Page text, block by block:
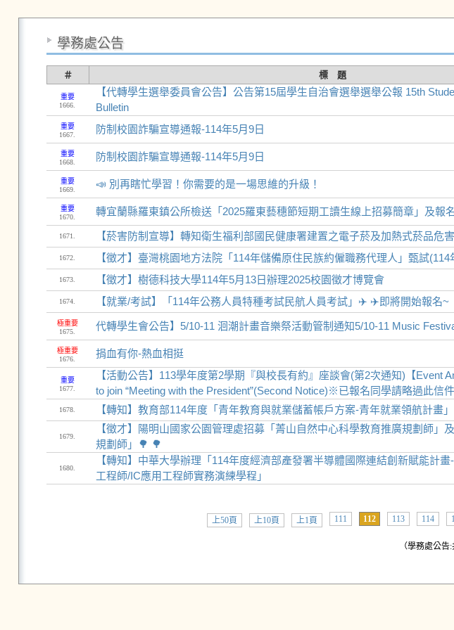
學務處公告
＃ 標 題
重要
1666.
【代轉學生選舉委員會公告】公告第15屆學生自治會選舉選舉公報 15th
Bulletin
重要
1667.
防制校園詐騙宣導通報-114年5月9日
重要
1668.
防制校園詐騙宣導通報-114年5月9日
重要
1669.
📣 別再瞎忙學習！你需要的是一場思維的升級！
重要
1670.
轉宜蘭縣羅東鎮公所檢送「2025羅東藝穗節短期工讀生線上招募簡章」及報
1671. 【菸害防制宣導】轉知衛生福利部國民健康署建置之電子菸及加熱式菸品危
1672. 【徵才】臺灣桃園地方法院「114年儲備原住民族約僱職務代理人」甄試(114
1673. 【徵才】樹德科技大學114年5月13日辦理2025校園徵才博覽會
1674. 【就業/考試】「114年公務人員特種考試民航人員考試」✈️ ✈️即將開始報名~
極重要
1675.
代轉學生會公告】5/10-11 洄潮計畫音樂祭活動管制通知5/10-11 Music
極重要
1676.
捐血有你-熱血相挺
重要
1677.
【活動公告】113學年度第2學期『與校長有約』座談會(第2次通知)【Event
to join “Meeting with the President”(Second Notice)※已報名同學請略過此信件
1678. 【轉知】教育部114年度「青年教育與就業儲蓄帳戶方案-青年就業領航計畫
1679.
【徵才】陽明山國家公園管理處招募「菁山自然中心科學教育推廣規劃師」
規劃師」🌳 🌳
1680.
【轉知】中華大學辦理「114年度經濟部產發署半導體國際連結創新賦能計
工程師/IC應用工程師實務演練學程」
上50頁 上10頁 上1頁 111 112 113 114
（學務處公告